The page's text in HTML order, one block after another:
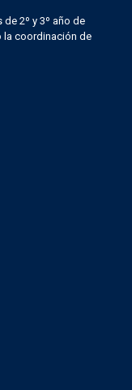
2º y 3º año de
la coordinación de